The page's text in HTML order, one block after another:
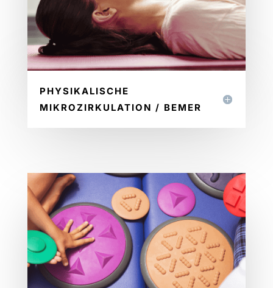
PHYSIKALISCHE
MIKROZIRKULATION / BEMER